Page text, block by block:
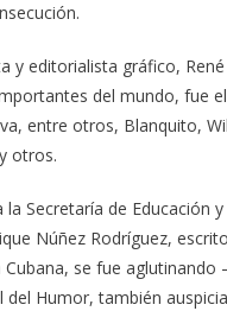
y editorialista gráfico,
del mundo, fue
entre otros, Blanquito,
otros.
la Secretaría de Educación
Núñez Rodríguez,
Cubana, se fue
Humor, también